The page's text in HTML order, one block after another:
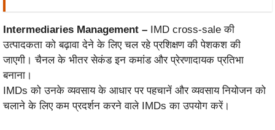
Intermediaries Management – IMD cross-sale की
उत्पादकता को बढ़ावा देने के लिए चल रहे प्रशिक्षण की पेशकश की
जाएगी। चैनल के भीतर सेकंड इन कमांड और प्रेरणादायक प्रतिभा
बनाना।
IMDs को उनके व्यवसाय के आधार पर पहचानें और व्यवसाय नियोजन को
चलाने के लिए कम प्रदर्शन करने वाले IMDs का उपयोग करें।